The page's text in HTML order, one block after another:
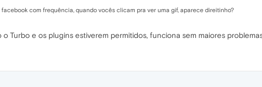
facebook com frequência, quando vocês clicam pra ver uma gif, aparece direitinho?
Turbo e os plugins estiverem permitidos, funciona sem maiores